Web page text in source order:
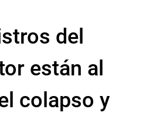
del
están al
colapso y